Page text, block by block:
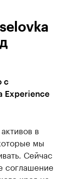
с
Experience
в
мы
Сейчас
соглашение